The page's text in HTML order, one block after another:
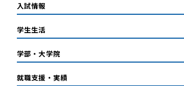
入試情報
学生生活
学部・大学院
就職支援・実績